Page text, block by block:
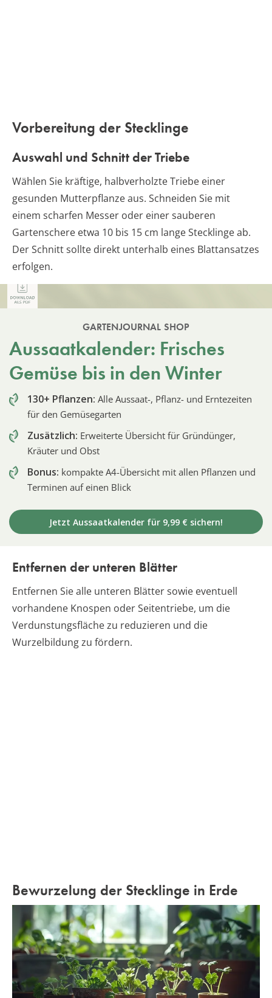
Vorbereitung der Stecklinge
Auswahl und Schnitt der Triebe
Wählen Sie kräftige, halbverholzte Triebe einer
gesunden Mutterpflanze aus. Schneiden Sie mit
einem scharfen Messer oder einer sauberen
Gartenschere etwa 10 bis 15 cm lange Stecklinge ab.
Der Schnitt sollte direkt unterhalb eines Blattansatzes
erfolgen.
GARTENJOURNAL SHOP
Aussaatkalender: Frisches
Gemüse bis in den Winter
130+ Pflanzen: Alle Aussaat-, Pflanz- und Erntezeiten
für den Gemüsegarten
Zusätzlich: Erweiterte Übersicht für Gründünger,
Kräuter und Obst
Bonus: kompakte A4-Übersicht mit allen Pflanzen und
Terminen auf einen Blick
Jetzt Aussaatkalender für 9,99 € sichern!
Entfernen der unteren Blätter
Entfernen Sie alle unteren Blätter sowie eventuell
vorhandene Knospen oder Seitentriebe, um die
Verdunstungsfläche zu reduzieren und die
Wurzelbildung zu fördern.
Bewurzelung der Stecklinge in Erde